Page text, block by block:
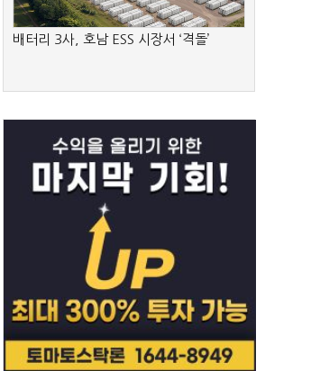
배터리 3사, 호남 ESS 시장서 ‘격돌’